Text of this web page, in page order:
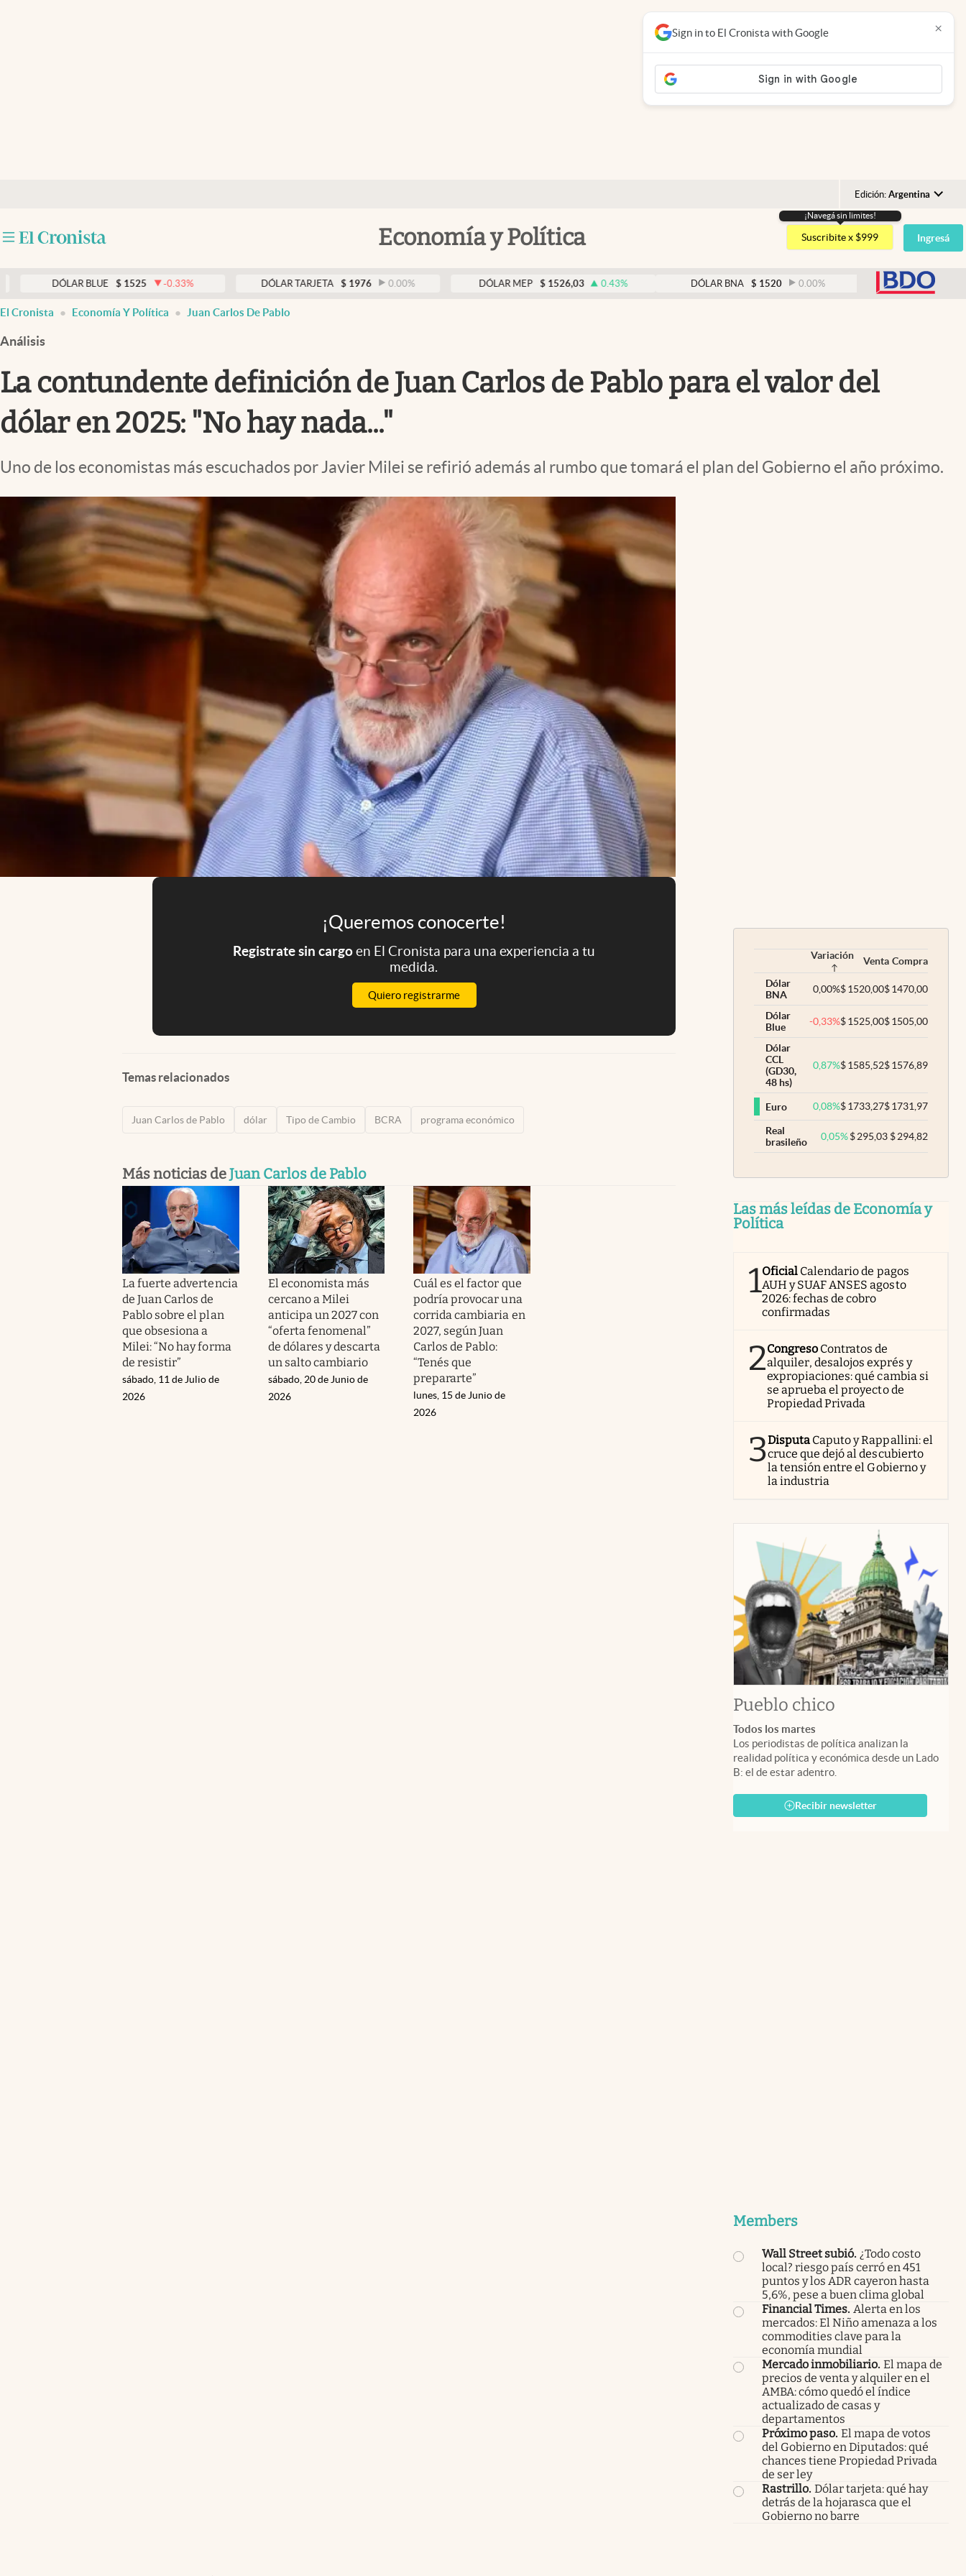
Edición: Argentina
Argentina
España
USA
Economía y Política
Clima
Mundial 2026
El Cronista Studio
¡Navegá sin limites!
Suscribite x $999 Ingresá
DÓLAR BLUE $ 1525 -0.33% DÓLAR TARJETA $ 1976 0.00% DÓLAR MEP $ 1526,03 0.43% DÓLAR BNA $ 1520 0.00% DÓLAR BLUE $ 1525
Sign in to El Cronista with Google ×
El Cronista Economía Y Política Juan Carlos De Pablo
Análisis
La contundente definición de Juan Carlos de Pablo para el valor del
dólar en 2025: "No hay nada..."
Uno de los economistas más escuchados por Javier Milei se refirió además al rumbo que tomará el plan del Gobierno el año próximo.
¡Queremos conocerte!
Registrate sin cargoen El Cronista para una experiencia a tu
medida.
Quiero registrarme
Temas relacionados
Juan Carlos de Pablo dólar Tipo de Cambio BCRA programa económico
Más noticias deJuan Carlos de Pablo
La fuerte advertencia
de Juan Carlos de
Pablo sobre el plan
que obsesiona a
Milei: “No hay forma
de resistir”
sábado, 11 de Julio de
2026
El economista más
cercano a Milei
anticipa un 2027 con
“oferta fenomenal”
de dólares y descarta
un salto cambiario
sábado, 20 de Junio de
2026
Cuál es el factor que
podría provocar una
corrida cambiaria en
2027, según Juan
Carlos de Pablo:
“Tenés que
prepararte”
lunes, 15 de Junio de
2026
Variación Venta Compra
Dólar
BNA
0,00%$1520,00$1470,00
Dólar
Blue
-0,33%$1525,00$1505,00
Dólar
CCL
(GD30,
48 hs)
0,87%$1585,52$1576,89
Euro 0,08%$1733,27$1731,97
Real
brasileño
0,05% $295,03 $294,82
Las más leídas de Economía y
Política
1Oficial Calendario de pagos
AUH y SUAF ANSES agosto
2026: fechas de cobro
confirmadas
2Congreso Contratos de
alquiler, desalojos exprés y
expropiaciones: qué cambia si
se aprueba el proyecto de
Propiedad Privada
3Disputa Caputo y Rappallini: el
cruce que dejó al descubierto
la tensión entre el Gobierno y
la industria
Pueblo chico
Todos los martes
Los periodistas de política analizan la
realidad política y económica desde un Lado
B: el de estar adentro.
Recibir newsletter
Members
Wall Street subió. ¿Todo costo
local? riesgo país cerró en 451
puntos y los ADR cayeron hasta
5,6%, pese a buen clima global
Financial Times. Alerta en los
mercados: El Niño amenaza a los
commodities clave para la
economía mundial
Mercado inmobiliario. El mapa de
precios de venta y alquiler en el
AMBA: cómo quedó el índice
actualizado de casas y
departamentos
Próximo paso. El mapa de votos
del Gobierno en Diputados: qué
chances tiene Propiedad Privada
de ser ley
Rastrillo. Dólar tarjeta: qué hay
detrás de la hojarasca que el
Gobierno no barre